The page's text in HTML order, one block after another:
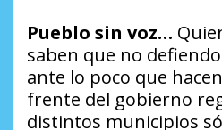
Pueblo sin voz…
saben que no
ante lo poco que
frente del gobierno
distintos municipios